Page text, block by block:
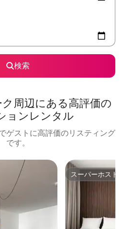
検索
周⁠辺⁠に⁠あ⁠る高⁠評⁠価⁠の
ョ⁠ン⁠レ⁠ン⁠タ⁠ル
ゲストに高評価のリスティング
です。
す。 スーパーホスト
スーパーホスト